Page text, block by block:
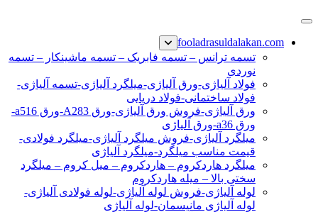
پرش
محتوا
نبشی فولادی-ناودانی فولادی-قیمت ورق-قیمت فولاد
fooladrasuldalakan.com
تسمه ترانس – تسمه فابریک – تسمه ماشینکار – تسمه
نوردی
فولاد آلیاژی-ورق آلیاژی-میلگرد آلیاژی-تسمه آلیاژی-
فولاد ساختمانی-فولاد دریایی
ورق آلیاژی-فروش ورق آلیاژی-ورق A283-ورق a516-
ورق a36-ورق آلیاژی
میلگرد آلیاژی-فروش میلگرد آلیاژی-میلگرد فولادی-
قیمت مناسب میلگرد-میلگرد آلیاژی
میلگرد هاردکروم – هاردکروم – میل کروم – میلگرد
سختی بالا – میله هاردکروم
لوله آلیاژی-فروش لوله آلیاژی-لوله فولادی آلیاژی-
لوله آلیاژی مانیسمان-لوله آلیاژی